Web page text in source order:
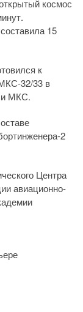
космос
15
к
32/33 в
и МКС.
2
Центра
авиационно-